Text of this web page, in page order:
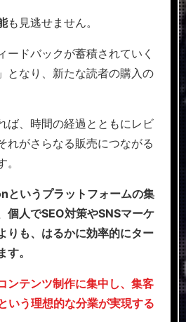
も見逃せません。
ードバックが蓄積されていく
となり、新たな読者の購入の
ば、時間の経過とともにレビ
れがさらなる販売につながる
というプラットフォームの集
個人でSEO対策やSNSマーケ
りも、はるかに効率的にター
。
ンテンツ制作に集中し、集客
いう理想的な分業が実現する